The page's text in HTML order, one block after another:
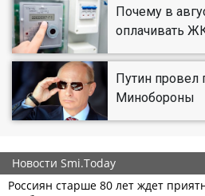
Почему в
оплачивать
Путин провел
Минобороны